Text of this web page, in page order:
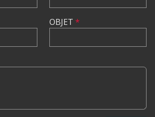
OBJET *